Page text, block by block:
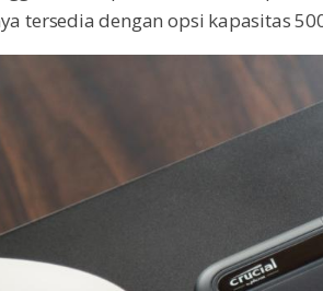
tersedia dengan opsi kapasitas